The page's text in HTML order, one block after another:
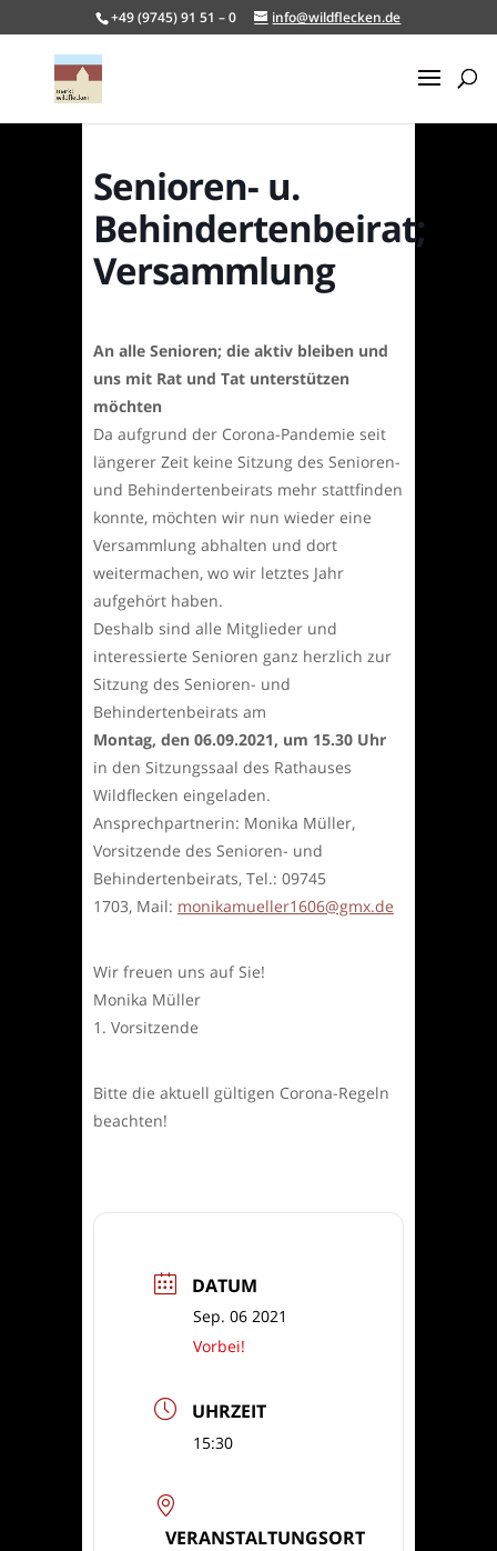
+49 (9745) 91 51 – 0 info@wildflecken.de
Senioren- u.
Behindertenbeirat;
Versammlung
An alle Senioren; die aktiv bleiben und
uns mit Rat und Tat unterstützen
möchten
Da aufgrund der Corona-Pandemie seit
längerer Zeit keine Sitzung des Senioren-
und Behindertenbeirats mehr stattfinden
konnte, möchten wir nun wieder eine
Versammlung abhalten und dort
weitermachen, wo wir letztes Jahr
aufgehört haben.
Deshalb sind alle Mitglieder und
interessierte Senioren ganz herzlich zur
Sitzung des Senioren- und
Behindertenbeirats am
Montag, den 06.09.2021, um 15.30 Uhr
in den Sitzungssaal des Rathauses
Wildflecken eingeladen.
Ansprechpartnerin: Monika Müller,
Vorsitzende des Senioren- und
Behindertenbeirats, Tel.: 09745
1703, Mail: monikamueller1606@gmx.de
Wir freuen uns auf Sie!
Monika Müller
1. Vorsitzende
Bitte die aktuell gültigen Corona-Regeln
beachten!
DATUM
Sep. 06 2021
Vorbei!
UHRZEIT
15:30
VERANSTALTUNGSORT